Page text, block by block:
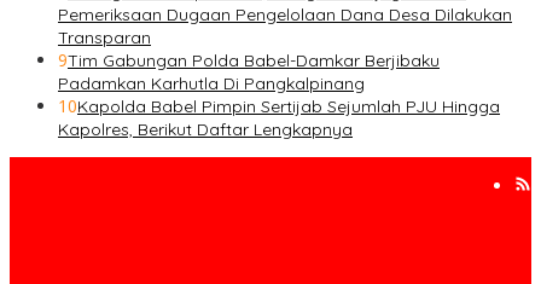
Pemeriksaan Dugaan Pengelolaan Dana Desa Dilakukan
Transparan
9Tim Gabungan Polda Babel-Damkar Berjibaku
Padamkan Karhutla Di Pangkalpinang
10Kapolda Babel Pimpin Sertijab Sejumlah PJU Hingga
Kapolres, Berikut Daftar Lengkapnya